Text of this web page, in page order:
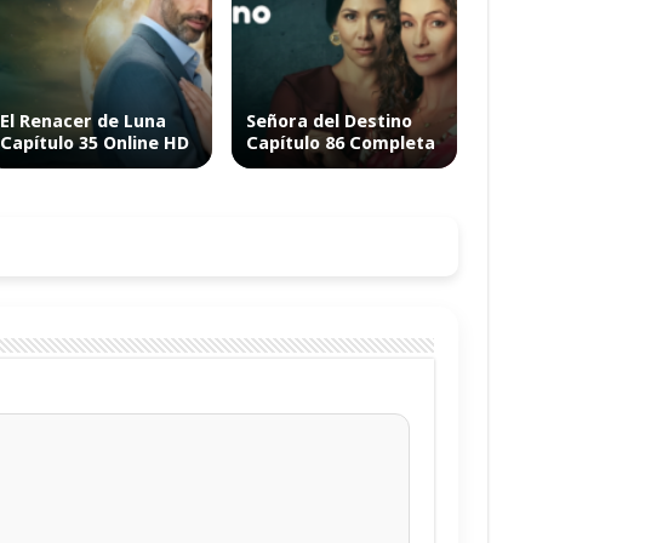
El Renacer de Luna
Capítulo 35 Online HD
Señora del Destino
Capítulo 86 Completa